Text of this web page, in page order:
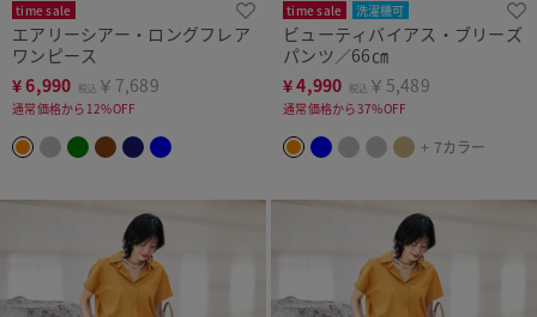
time sale
エアリーシアー・ロングフレア
ワンピース
¥6,990 税込 ￥7,689
通常価格から12%OFF
time sale 洗濯機可
ビューティバイアス・ブリーズ
パンツ／66㎝
¥4,990 税込 ￥5,489
通常価格から37%OFF
+ 7カラー